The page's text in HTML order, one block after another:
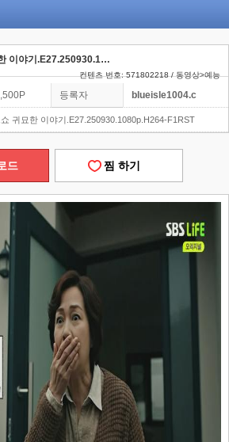
신빨토크쇼 귀묘한 이야기.E27.250930.1080p.H264-F1RST
컨텐츠 번호: 571802218 / 동영상>예능
등록자 blueisle1004.c
귀묘한 이야기.E27.250930.1080p.H264-F1RST
드 찜 하기